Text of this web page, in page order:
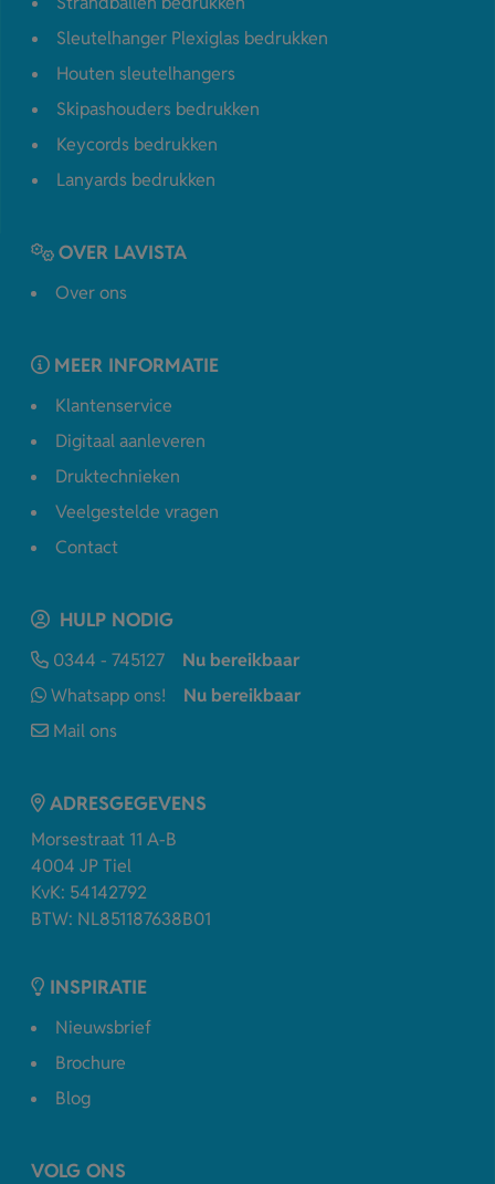
Sleutelhanger Plexiglas bedrukken
Houten sleutelhangers
Skipashouders bedrukken
Keycords bedrukken
Lanyards bedrukken
OVER LAVISTA
Over ons
MEER INFORMATIE
Klantenservice
Digitaal aanleveren
Druktechnieken
Veelgestelde vragen
Contact
HULP NODIG
0344 - 745127
Nu bereikbaar
Whatsapp ons!
Nu bereikbaar
Mail ons
ADRESGEGEVENS
Morsestraat 11 A-B
4004 JP Tiel
KvK: 54142792
BTW: NL851187638B01
INSPIRATIE
Nieuwsbrief
Brochure
Blog
VOLG ONS